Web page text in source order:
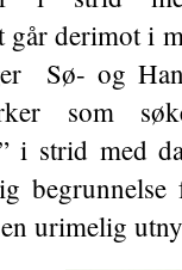
går derimot i
Sø- og
som
i strid med
urimelig